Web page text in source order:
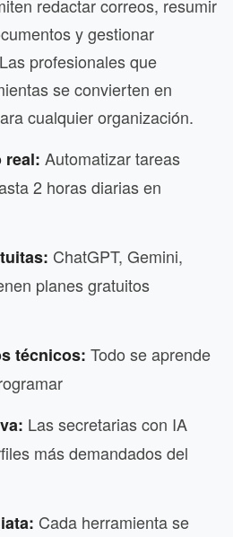
redactar correos, resumir
y gestionar
profesionales que
se convierten en
cualquier organización.
real: Automatizar tareas
2 horas diarias en
ChatGPT, Gemini,
planes gratuitos
técnicos: Todo se aprende
Las secretarias con IA
más demandados del
Cada herramienta se